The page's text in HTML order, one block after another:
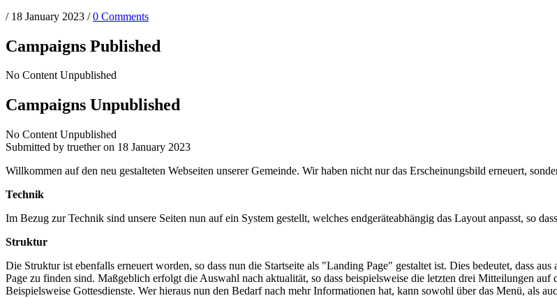
/ 18 January 2023 /0 Comments
Campaigns Published
No Content Unpublished
Campaigns Unpublished
No Content Unpublished
Submitted by truetheron 18 January 2023
Willkommen auf den neu gestalteten Webseiten unserer Gemeinde. Wir haben nicht nur das Erscheinungsbild erneuert,
Technik
Im Bezug zur Technik sind unsere Seiten nun auf ein System gestellt, welches endgeräteabhängig das Layout anpasst, so
Struktur
Die Struktur ist ebenfalls erneuert worden, so dass nun die Startseite als "Landing Page" gestaltet ist. Dies bedeutet, dass
Page zu finden sind. Maßgeblich erfolgt die Auswahl nach aktualität, so dass beispielsweise die letzten drei Mitteilungen
Beispielsweise Gottesdienste. Wer hieraus nun den Bedarf nach mehr Informationen hat, kann sowohl über das Menü, als